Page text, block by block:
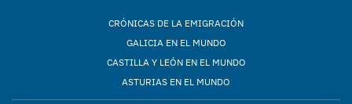
CRÓNICAS DE LA EMIGRACIÓN
GALICIA EN EL MUNDO
CASTILLA Y LEÓN EN EL MUNDO
ASTURIAS EN EL MUNDO